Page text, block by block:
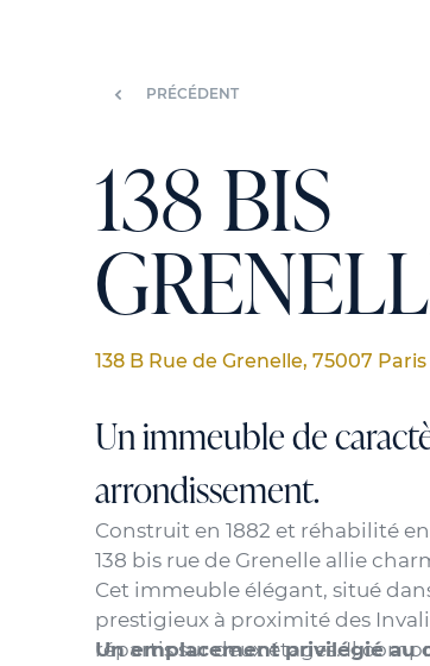
PRÉCÉDENT
138 BIS
138 B Rue de Grenelle, 75007 Paris
Un immeuble de
arrondissement.
Construit en 1882 et réhabilité en
138 bis rue de Grenelle allie
Cet immeuble élégant, situé
prestigieux à proximité des
répartis sur deux étages. Il
Un emplacement privilégié au